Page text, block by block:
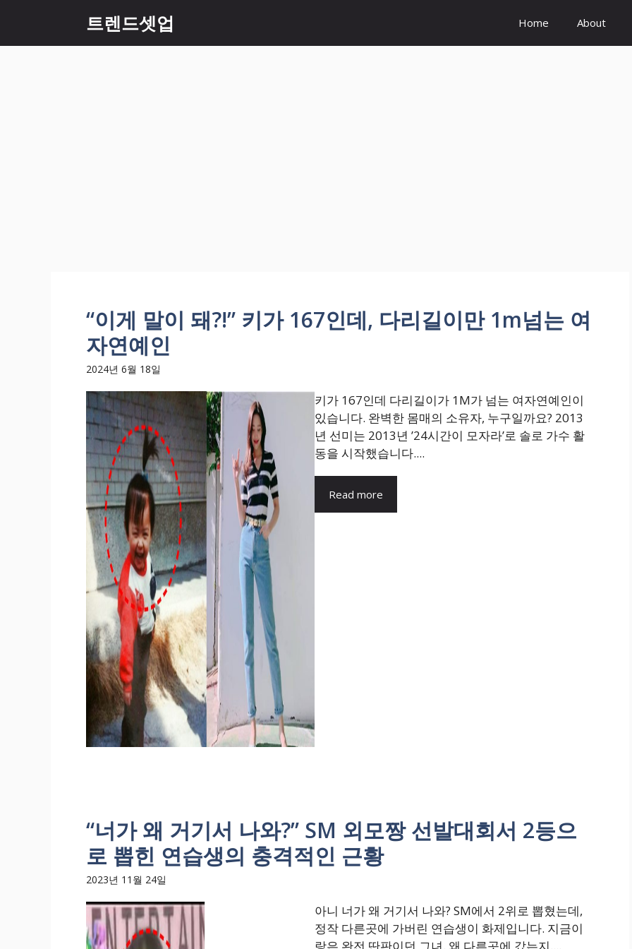
츠
트렌드셋업 Home About
“이게 말이 돼?!” 키가 167인데, 다리길이만 1m넘는 여
자연예인
2024년 6월 18일
키가 167인데 다리길이가 1M가 넘는 여자연예인이
있습니다. 완벽한 몸매의 소유자, 누구일까요? 2013
년 선미는 2013년 ’24시간이 모자라’로 솔로 가수 활
동을 시작했습니다....
Read more
“너가 왜 거기서 나와?” SM 외모짱 선발대회서 2등으
로 뽑힌 연습생의 충격적인 근황
2023년 11월 24일
아니 너가 왜 거기서 나와? SM에서 2위로 뽑혔는데,
정작 다른곳에 가버린 연습생이 화제입니다. 지금이